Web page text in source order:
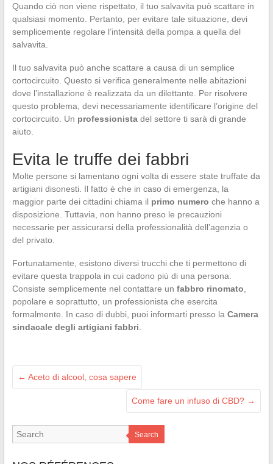
Quando ciò non viene rispettato, il tuo salvavita può scattare in
qualsiasi momento. Pertanto, per evitare tale situazione, devi
semplicemente regolare l’intensità della pompa a quella del
salvavita.
Il tuo salvavita può anche scattare a causa di un semplice
cortocircuito. Questo si verifica generalmente nelle abitazioni
dove l’installazione è realizzata da un dilettante. Per risolvere
questo problema, devi necessariamente identificare l’origine del
cortocircuito. Un professionistadel settore ti sarà di grande
aiuto.
Evita le truffe dei fabbri
Molte persone si lamentano ogni volta di essere state truffate da
artigiani disonesti. Il fatto è che in caso di emergenza, la
maggior parte dei cittadini chiama il primo numero che hanno a
disposizione. Tuttavia, non hanno preso le precauzioni
necessarie per assicurarsi della professionalità dell’agenzia o
del privato.
Fortunatamente, esistono diversi trucchi che ti permettono di
evitare questa trappola in cui cadono più di una persona.
Consiste semplicemente nel contattare un fabbro rinomato
popolare e soprattutto, un professionista che esercita
formalmente. In caso di dubbi, puoi informarti presso la Camera
sindacale degli artigiani fabbri
← Aceto di alcool, cosa sapere
Come fare un infuso di CBD? →
Search